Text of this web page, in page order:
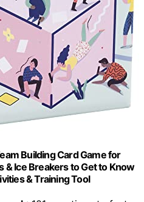
Building Card Game for
& Ice Breakers to Get to Know
& Training Tool